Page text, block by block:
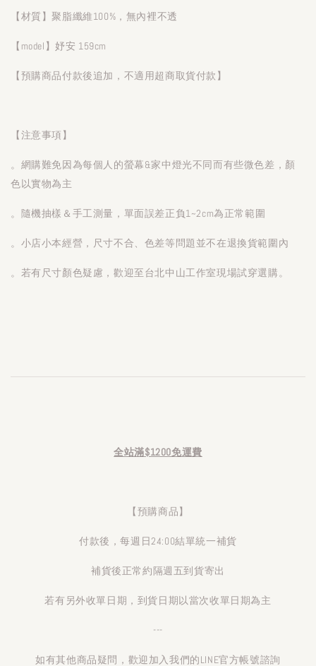
【材質】聚脂纖維100%，無內裡不透
【model】妤安 159cm
【預購商品付款後追加，不適用超商取貨付款】
【注意事項】
。網購難免因為每個人的螢幕&家中燈光不同而有些微色差，顏
色以實物為主
。隨機抽樣＆手工測量，單面誤差正負1~2cm為正常範圍
。小店小本經營，尺寸不合、色差等問題並不在退換貨範圍內
。若有尺寸顏色疑慮，歡迎至台北中山工作室現場試穿選購。
全站滿$1200免運費
【預購商品】
付款後，每週日24:00結單統一補貨
補貨後正常約隔週五到貨寄出
若有另外收單日期，到貨日期以當次收單日期為主
---
如有其他商品疑問，歡迎加入我們的LINE官方帳號諮詢